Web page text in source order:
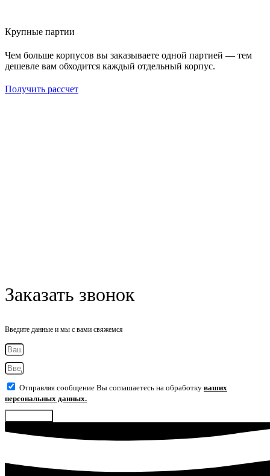
Крупные партии
Чем больше корпусов вы заказываете одной партией — тем
дешевле вам обходится каждый отдельный корпус.
Получить рассчет
Заказать звонок
Введите данные и мы с вами свяжемся
Отправляя сообщение Вы соглашаетесь на обработку ваших
персональных данных.